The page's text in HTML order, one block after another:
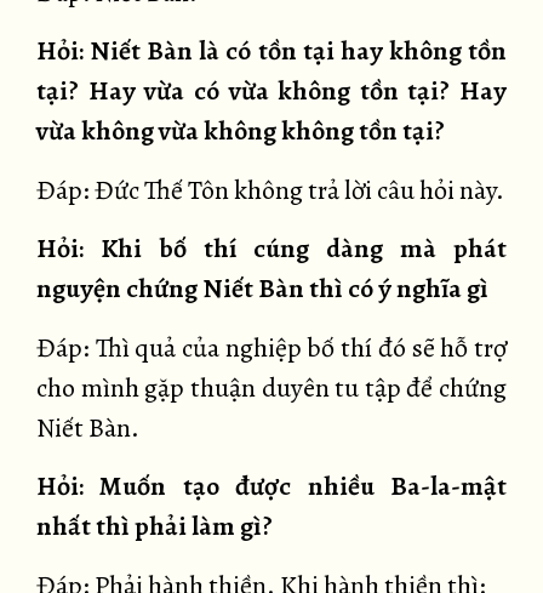
Hỏi: Niết Bàn là có tồn tại hay không tồn
tại? Hay vừa có vừa không tồn tại? Hay
vừa không vừa không không tồn tại?
Đáp: Đức Thế Tôn không trả lời câu hỏi này.
Hỏi: Khi bố thí cúng dàng mà phát
nguyện chứng Niết Bàn thì có ý nghĩa gì
Đáp: Thì quả của nghiệp bố thí đó sẽ hỗ trợ
cho mình gặp thuận duyên tu tập để chứng
Niết Bàn.
Hỏi: Muốn tạo được nhiều Ba-la-mật
nhất thì phải làm gì?